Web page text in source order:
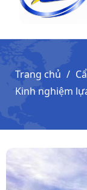
Trang chủ
Kinh nghiệm